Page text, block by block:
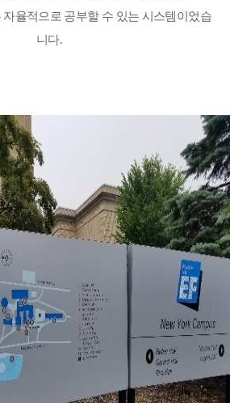
자율적으로 공부할 수 있는 시스템이었습
니다.